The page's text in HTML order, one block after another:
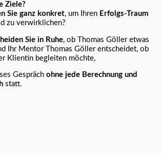
Ziele?
Sie ganz konkret, um Ihren Erfolgs-Traum
zu verwirklichen?
Sie in Ruhe, ob Thomas Göller etwas
Ihr Mentor Thomas Göller entscheidet, ob
Klientin begleiten möchte,
Gespräch ohne jede Berechnung und
statt.